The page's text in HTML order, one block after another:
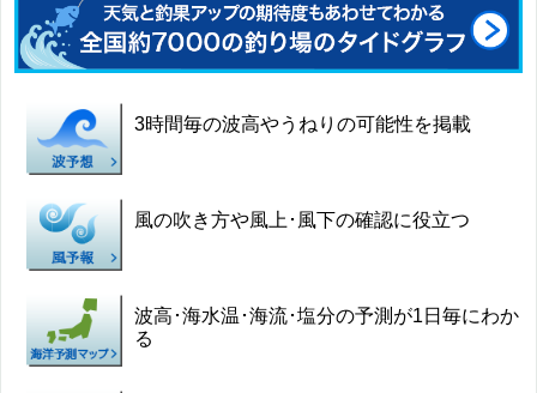
3時間毎の波高やうねりの可能性を掲載
風の吹き方や風上･風下の確認に役立つ
波高･海水温･海流･塩分の予測が1日毎にわか
る